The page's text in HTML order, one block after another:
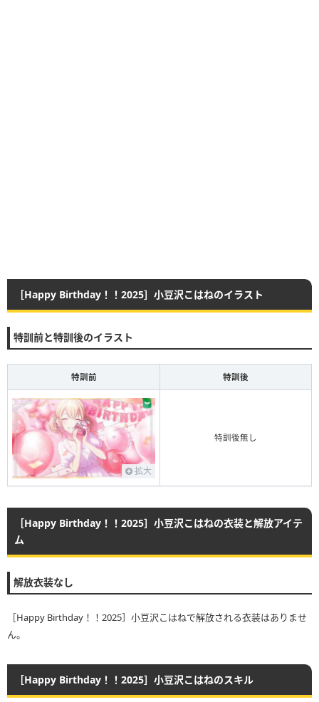
［Happy Birthday！！2025］小豆沢こはねのイラスト
特訓前と特訓後のイラスト
特訓前 特訓後
拡大
特訓後無し
［Happy Birthday！！2025］小豆沢こはねの衣装と解放アイテ
ム
解放衣装なし
［Happy Birthday！！2025］小豆沢こはねで解放される衣装はありませ
ん。
［Happy Birthday！！2025］小豆沢こはねのスキル